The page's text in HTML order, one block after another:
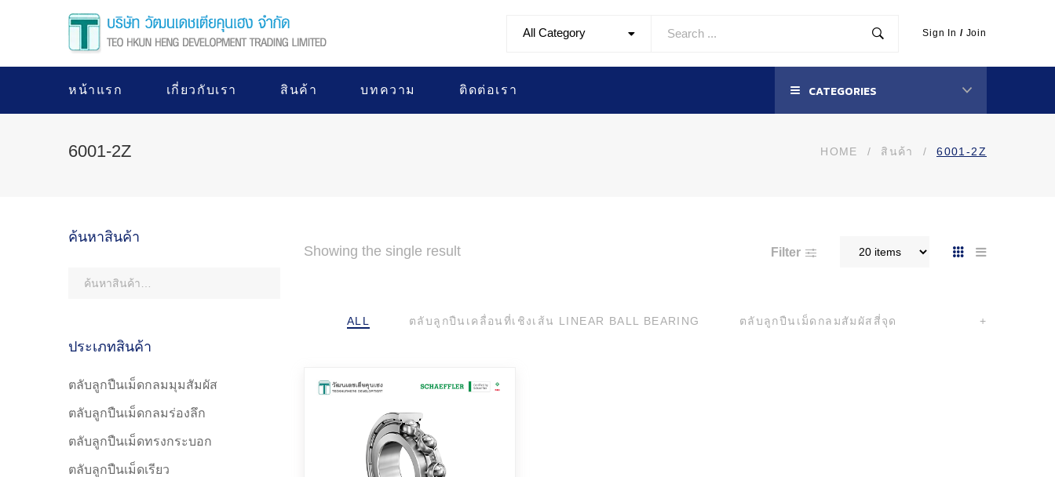
All Category Sign In / Join
หน้าแรก เกี่ยวกับเรา สินค้า บทความ ติดต่อเรา CATEGORIES
6001-2Z HOME / สินค้า / 6001-2Z
Showing the single result Filter
ALL ตลับลูกปืนเคลื่อนที่เชิงเส้น LINEAR BALL BEARING ตลับลูกปืนเม็ดกลมสัมผัสสี่จุด +
ค้นหาสินค้า
ประเภทสินค้า
ตลับลูกปืนเม็ดกลมมุมสัมผัส
ตลับลูกปืนเม็ดกลมร่องลึก
ตลับลูกปืนเม็ดทรงกระบอก
ตลับลูกปืนเม็ดเรียว